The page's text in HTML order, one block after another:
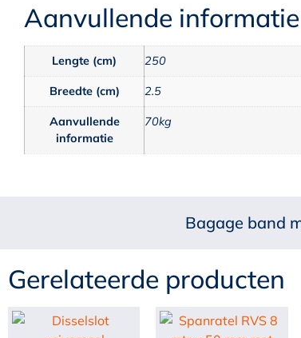
Aanvullende informatie
Lengte (cm) 250
Breedte (cm) 2.5
Aanvullende
informatie
70kg
Bagage band
Gerelateerde producten